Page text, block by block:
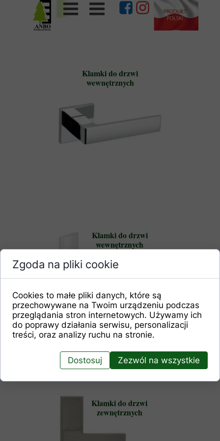
Klamki do drzwi
wewnętrznych
Klamki do drzwi
wewnętrznych
Klamki do drzwi
zewnętrznych
Zgoda na pliki cookie
Cookies to małe pliki danych, które są
przechowywane na Twoim urządzeniu podczas
przeglądania stron internetowych. Używamy ich
do poprawy działania serwisu, personalizacji
treści, oraz analizy ruchu na stronie.
Dostosuj Zezwól na wszystkie